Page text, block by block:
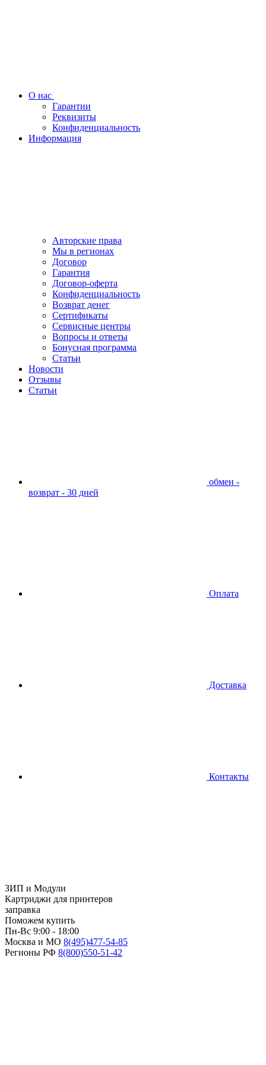
О нас
Гарантии
Реквизиты
Конфиденциальность
Информация
Авторские права
Мы в регионах
Договор
Гарантия
Договор-оферта
Конфиденциальность
Возврат денег
Сертификаты
Сервисные центры
Вопросы и ответы
Бонусная программа
Статьи
Новости
Отзывы
Статьи
обмен -
возврат - 30 дней
Оплата
Доставка
Контакты
ЗИП и Модули
Картриджи для принтеров
заправка
Поможем купить
Пн-Вс 9:00 - 18:00
Москва и МО 8(495)477-54-85
Регионы РФ 8(800)550-51-42